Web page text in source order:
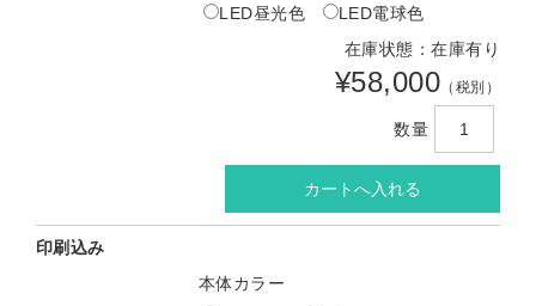
LED昼光色
LED電球色
在庫状態：在庫有り
¥58,000 （税別）
数量
印刷込み
本体カラー